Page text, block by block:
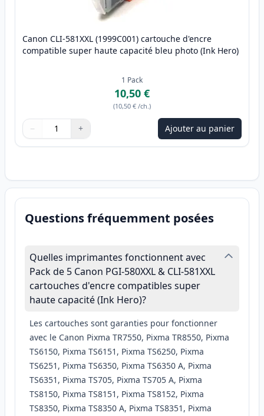
Canon CLI-581XXL (1999C001) cartouche d'encre
compatible super haute capacité bleu photo (Ink Hero)
1 Pack
10,50 €
(10,50 € /ch.)
Quantité
Utilisez les boutons pour ajuster
− +
Quantité Ajouter au panier
Questions fréquemment posées
Quelles imprimantes fonctionnent avec
Pack de 5 Canon PGI-580XXL & CLI-581XXL
cartouches d'encre compatibles super
haute capacité (Ink Hero)?
Les cartouches sont garanties pour fonctionner
avec le Canon Pixma TR7550, Pixma TR8550, Pixma
TS6150, Pixma TS6151, Pixma TS6250, Pixma
TS6251, Pixma TS6350, Pixma TS6350 A, Pixma
TS6351, Pixma TS705, Pixma TS705 A, Pixma
TS8150, Pixma TS8151, Pixma TS8152, Pixma
TS8350, Pixma TS8350 A, Pixma TS8351, Pixma